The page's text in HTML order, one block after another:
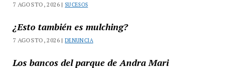
7 AGOSTO, 2026 | SUCESOS
¿Esto también es mulching?
7 AGOSTO, 2026 |DENUNCIA
Los bancos del parque de Andra Mari